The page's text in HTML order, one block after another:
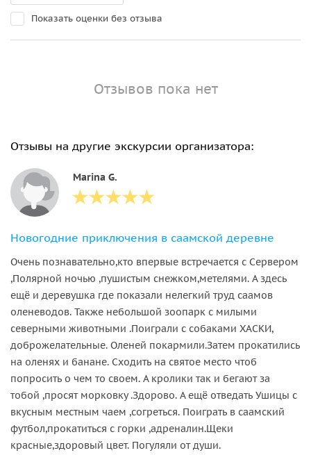
Показать оценки без отзыва
Отзывов пока нет
Отзывы на другие экскурсии организатора:
Marina G.
Новогодние приключения в саамской деревне
Очень познавательно,кто впервые встречается с Сервером
,Полярной ночью ,пушистым снежком,метелями. А здесь
ещё и деревушка где показали нелегкий труд саамов
оленеводов. Также небольшой зоопарк с милыми
северными животными .Поиграли с собаками ХАСКИ,
доброжелательные. Оленей покармили.Затем прокатились
на оленях и банане. Сходить на святое место чтоб
попросить о чем то своем. А кролики так и бегают за
тобой ,просят морковку .Здорово. А ещё отведать Ушицы с
вкусным местным чаем ,согреться. Поиграть в саамский
футбол,прокатиться с горки ,адреналин.Щеки
красные,здоровый цвет. Погуляли от души.